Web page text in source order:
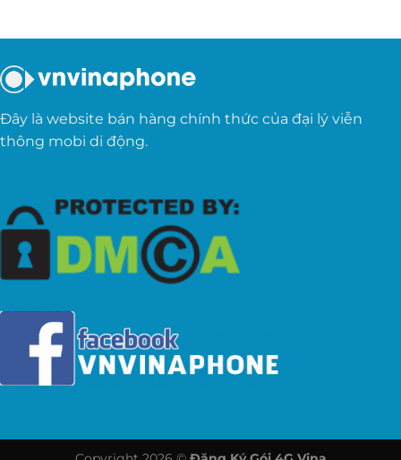
Đây là website bán hàng chính thức của đại lý viễn
thông mobi di động.